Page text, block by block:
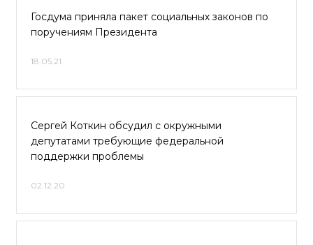
Госдума приняла пакет социальных законов по
поручениям Президента
18.05.21
Сергей Коткин обсудил с окружными
депутатами требующие федеральной
поддержки проблемы
02.12.20